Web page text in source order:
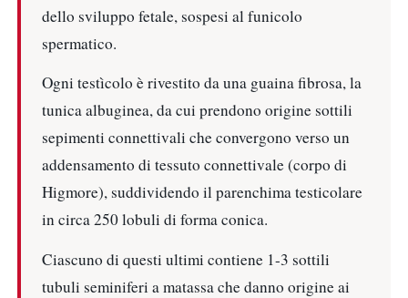
dello sviluppo fetale, sospesi al funicolo
spermatico.
Ogni testìcolo è rivestito da una guaina fibrosa, la
tunica albuginea, da cui prendono origine sottili
sepimenti connettivali che convergono verso un
addensamento di tessuto connettivale (corpo di
Higmore), suddividendo il parenchima testicolare
in circa 250 lobuli di forma conica.
Ciascuno di questi ultimi contiene 1-3 sottili
tubuli seminiferi a matassa che danno origine ai